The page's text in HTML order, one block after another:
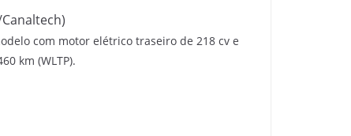
com motor elétrico traseiro de 218 cv e
km (WLTP).